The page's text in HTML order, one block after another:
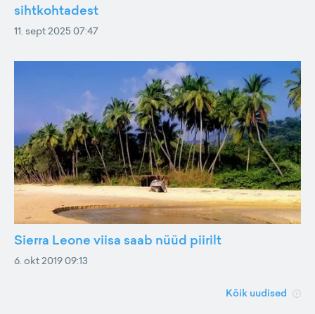
sihtkohtadest
11. sept 2025 07:47
Sierra Leone viisa saab nüüd piirilt
6. okt 2019 09:13
Kõik uudised